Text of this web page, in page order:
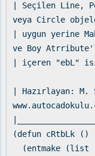
| Seçilen Line,
veya Circle
| uygun yerine
ve Boy
| içeren
| Hazırlayan: M.
(defun cRtbLk ()
(entmake (list